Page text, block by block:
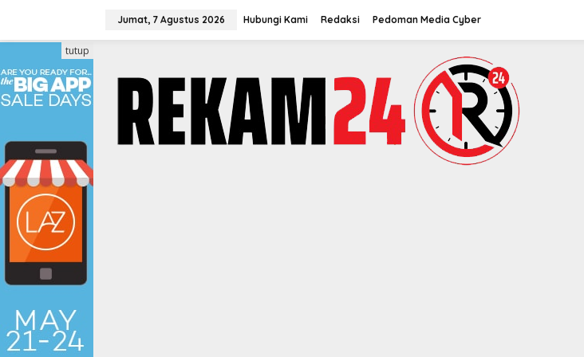
konten
Jumat, 7 Agustus 2026 Hubungi Kami Redaksi Pedoman Media Cyber
tutup